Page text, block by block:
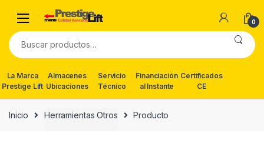
navigation
content
0
Buscar
por:
La Marca
Prestige Lift
Almacenes
Ubicaciones
Servicio
Técnico
Financiación
al Instante
Certificados
CE
Inicio Herramientas Otros Producto